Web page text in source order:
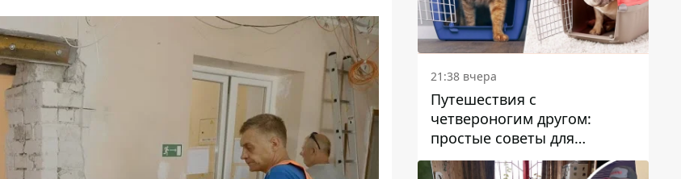
21:38 вчера
Путешествия с
четвероногим другом:
простые советы для
поездок с животными